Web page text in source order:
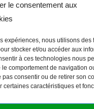
le consentement aux
expériences, nous utilisons des
stocker et/ou accéder aux
à ces technologies nous
comportement de navigation
pas consentir ou de retirer son
certaines caractéristiques et